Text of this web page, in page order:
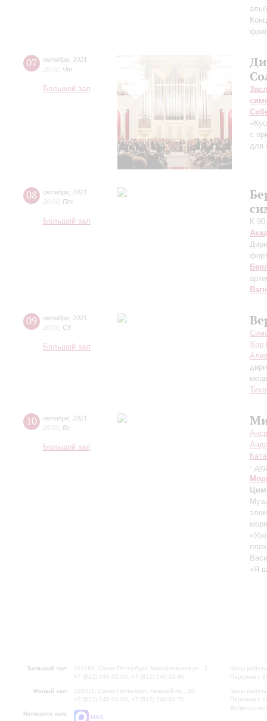
07 октября 2021
20:00 Чт
Большой зал
с
для
08 октября 2021
20:00 Пт
Большой зал
К
09 октября 2021
20:00 Сб
Большой зал
Хор
10 октября 2021
20:00 Вс
Большой зал
-
«Я
Большой зал:
191186, Санкт-Петербург, Михайловская ул., 2
+7 (812) 240-01-00, +7 (812) 240-01-80
Малый зал:
191011, Санкт-Петербург, Невский пр., 30
+7 (812) 240-01-00, +7 (812) 240-01-70
Напишите нам:
MAX
Часы
Перерыв с
Часы
Перерыв с
Вопросы